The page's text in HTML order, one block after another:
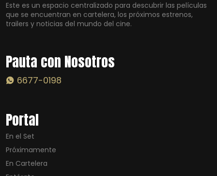
Este es un espacio centralizado para descubrir las películas
que se encuentran en cartelera, los próximos estrenos,
trailers y noticias del mundo del cine.
Pauta con Nosotros
6677-0198
Portal
En el Set
Próximamente
En Cartelera